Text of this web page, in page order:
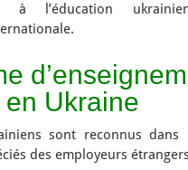
à l’éducation
Ukraine
sont reconnus dans
des employeurs